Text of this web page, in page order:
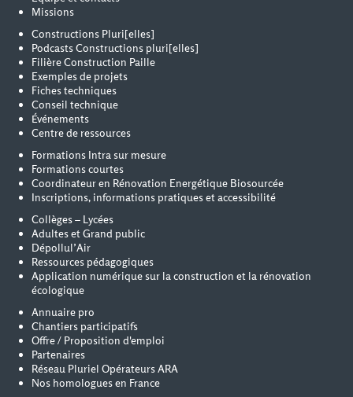
Missions
Constructions Pluri[elles]
Podcasts Constructions pluri[elles]
Filière Construction Paille
Exemples de projets
Fiches techniques
Conseil technique
Événements
Centre de ressources
Formations Intra sur mesure
Formations courtes
Coordinateur en Rénovation Energétique Biosourcée
Inscriptions, informations pratiques et accessibilité
Collèges – Lycées
Adultes et Grand public
Dépollul’Air
Ressources pédagogiques
Application numérique sur la construction et la rénovation
écologique
Annuaire pro
Chantiers participatifs
Offre / Proposition d'emploi
Partenaires
Réseau Pluriel Opérateurs ARA
Nos homologues en France